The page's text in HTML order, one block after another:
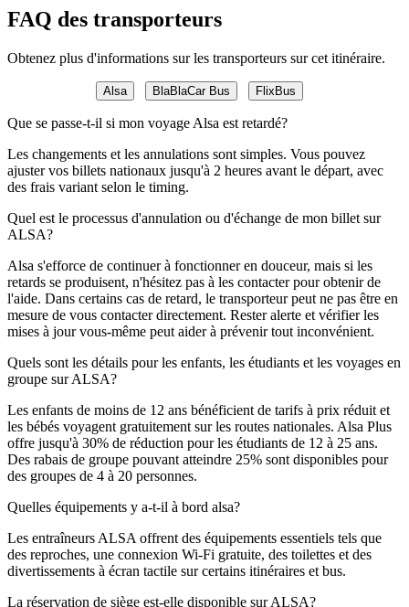
FAQ des transporteurs
Obtenez plus d'informations sur les transporteurs sur cet itinéraire.
Alsa BlaBlaCar Bus FlixBus
Que se passe-t-il si mon voyage Alsa est retardé?
Les changements et les annulations sont simples. Vous pouvez
ajuster vos billets nationaux jusqu'à 2 heures avant le départ, avec
des frais variant selon le timing.
Quel est le processus d'annulation ou d'échange de mon billet sur
ALSA?
Alsa s'efforce de continuer à fonctionner en douceur, mais si les
retards se produisent, n'hésitez pas à les contacter pour obtenir de
l'aide. Dans certains cas de retard, le transporteur peut ne pas être en
mesure de vous contacter directement. Rester alerte et vérifier les
mises à jour vous-même peut aider à prévenir tout inconvénient.
Quels sont les détails pour les enfants, les étudiants et les voyages en
groupe sur ALSA?
Les enfants de moins de 12 ans bénéficient de tarifs à prix réduit et
les bébés voyagent gratuitement sur les routes nationales. Alsa Plus
offre jusqu'à 30% de réduction pour les étudiants de 12 à 25 ans.
Des rabais de groupe pouvant atteindre 25% sont disponibles pour
des groupes de 4 à 20 personnes.
Quelles équipements y a-t-il à bord alsa?
Les entraîneurs ALSA offrent des équipements essentiels tels que
des reproches, une connexion Wi-Fi gratuite, des toilettes et des
divertissements à écran tactile sur certains itinéraires et bus.
La réservation de siège est-elle disponible sur ALSA?